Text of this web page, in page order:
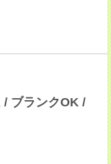
/ ブランクOK /